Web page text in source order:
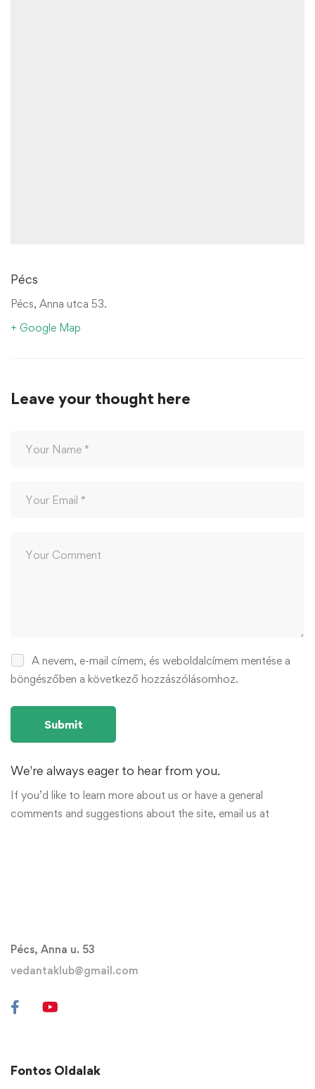
Pécs
Pécs, Anna utca 53.
+ Google Map
Leave your thought here
A nevem, e-mail címem, és weboldalcímem mentése a
böngészőben a következő hozzászólásomhoz.
We're always eager to hear from you.
If you’d like to learn more about us or have a general
comments and suggestions about the site, email us at
Pécs, Anna u. 53
vedantaklub@gmail.com
Fontos Oldalak